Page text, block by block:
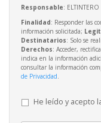
Responsable: ELTINTERO
Finalidad: Responder las
información solicitada;
Destinatarios: Solo se
Derechos: Acceder,
indica en la información
consultar la información
de Privacidad
He leído y acepto